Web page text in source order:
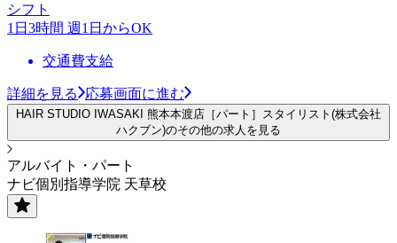
シフト
1日3時間 週1日からOK
交通費支給
詳細を見る 応募画面に進む
HAIR STUDIO IWASAKI 熊本本渡店［パート］スタイリスト(株式会社
ハクブン)のその他の求人を見る
アルバイト・パート
ナビ個別指導学院 天草校